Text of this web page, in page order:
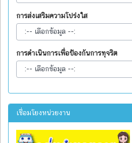
การส่งเสริมความโปร่งใส
การดำเนินการเพื่อป้องกันการทุจริต
เชื่อมโยงหน่วยงาน